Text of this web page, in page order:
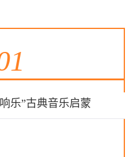
乐”古典音乐启蒙